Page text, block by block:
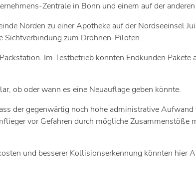
Zentrale in Bonn und einem auf der
Norden zu einer Apotheke auf der Nordseeinsel
Sichtverbindung zum Drohnen-Piloten.
Im Testbetrieb konnten Endkunden Pakete
ob oder wann es eine Neuauflage geben könnte.
der gegenwärtig noch hohe administrative
vor Gefahren durch mögliche Zusammenstöße
und besserer Kollisionserkennung könnten hier